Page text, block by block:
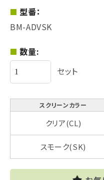
型番：
BM-ADVSK
数量:
セット
スクリーンカラー
クリア(CL)
スモーク(SK)